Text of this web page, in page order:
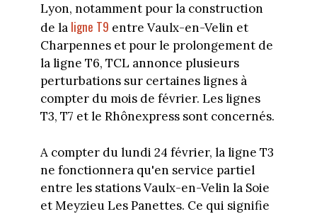
Lyon, notamment pour la construction
de la ligne T9 entre Vaulx-en-Velin et
Charpennes et pour le prolongement de
la ligne T6, TCL annonce plusieurs
perturbations sur certaines lignes à
compter du mois de février. Les lignes
T3, T7 et le Rhônexpress sont concernés.
A compter du lundi 24 février, la ligne T3
ne fonctionnera qu'en service partiel
entre les stations Vaulx-en-Velin la Soie
et Meyzieu Les Panettes. Ce qui signifie